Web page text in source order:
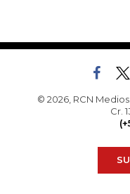
© 2026, RCN
Cr.